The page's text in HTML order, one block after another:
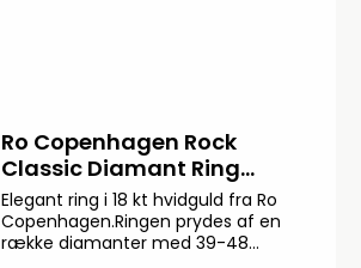
Ro Copenhagen Rock
Classic Diamant Ring
R110W101
Elegant ring i 18 kt hvidguld fra Ro
Copenhagen.Ringen prydes af en
række diamanter med 39-48